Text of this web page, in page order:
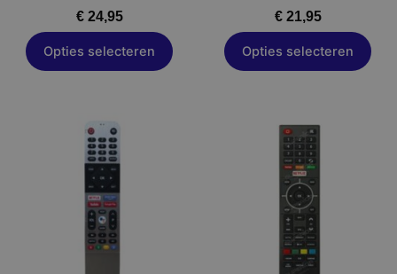
€24,95
Opties selecteren
de
productpagina
€21,95
Opties selecteren
de
productpagina
Dit
product
heeft
meerdere
variaties.
Deze
optie
Dit
product
heeft
meerdere
variaties.
Deze
optie